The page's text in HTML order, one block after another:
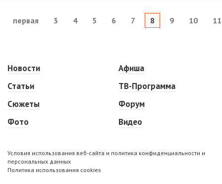
первая 3 4 5 6 7 8 9 10 11
Новости
Статьи
Сюжеты
Фото
Афиша
ТВ-Программа
Форум
Видео
Условия использования веб-сайта и политика конфиденциальности и
персональных данных
Политика использования cookies